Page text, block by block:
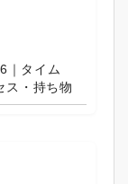
｜タイム
ス・持ち物